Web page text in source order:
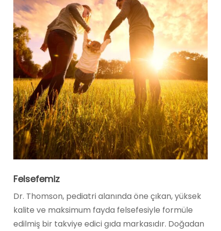
Felsefemiz
Dr. Thomson, pediatri alanında öne çıkan, yüksek
kalite ve maksimum fayda felsefesiyle formüle
edilmiş bir takviye edici gıda markasıdır. Doğadan